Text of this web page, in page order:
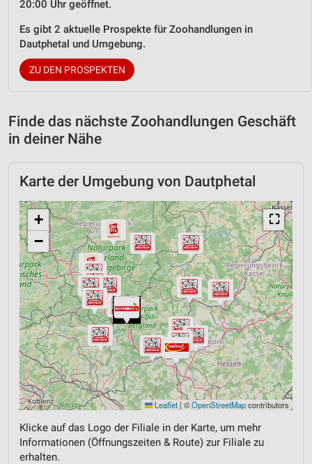
20:00 Uhr geöffnet.
Es gibt 2 aktuelle Prospekte für Zoohandlungen in
Dautphetal und Umgebung.
ZU DEN PROSPEKTEN
Finde das nächste Zoohandlungen Geschäft
in deiner Nähe
Karte der Umgebung von Dautphetal
⛶
+
−
Leaflet | ©OpenStreetMapcontributors
Klicke auf das Logo der Filiale in der Karte, um mehr
Informationen (Öffnungszeiten & Route) zur Filiale zu
erhalten.